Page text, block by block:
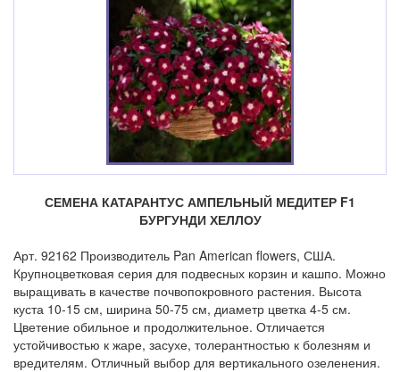
СЕМЕНА КАТАРАНТУС АМПЕЛЬНЫЙ МЕДИТЕР F1
БУРГУНДИ ХЕЛЛОУ
Арт. 92162 Производитель Pan American flowers, США.
Крупноцветковая серия для подвесных корзин и кашпо. Можно
выращивать в качестве почвопокровного растения. Высота
куста 10-15 см, ширина 50-75 см, диаметр цветка 4-5 см.
Цветение обильное и продолжительное. Отличается
устойчивостью к жаре, засухе, толерантностью к болезням и
вредителям. Отличный выбор для вертикального озеленения.